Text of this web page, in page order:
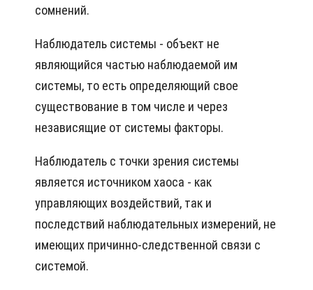
сомнений.
Наблюдатель системы - объект не
являющийся частью наблюдаемой им
системы, то есть определяющий свое
существование в том числе и через
независящие от системы факторы.
Наблюдатель с точки зрения системы
является источником хаоса - как
управляющих воздействий, так и
последствий наблюдательных измерений, не
имеющих причинно-следственной связи с
системой.